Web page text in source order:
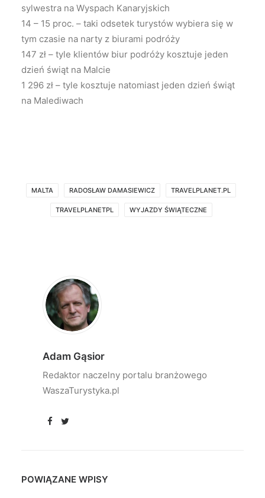
sylwestra na Wyspach Kanaryjskich
14 – 15 proc. – taki odsetek turystów wybiera się w
tym czasie na narty z biurami podróży
147 zł – tyle klientów biur podróży kosztuje jeden
dzień świąt na Malcie
1 296 zł – tyle kosztuje natomiast jeden dzień świąt
na Malediwach
MALTA RADOSŁAW DAMASIEWICZ TRAVELPLANET.PL
TRAVELPLANETPL WYJAZDY ŚWIĄTECZNE
Adam Gąsior
Redaktor naczelny portalu branżowego
WaszaTurystyka.pl
POWIĄZANE WPISY